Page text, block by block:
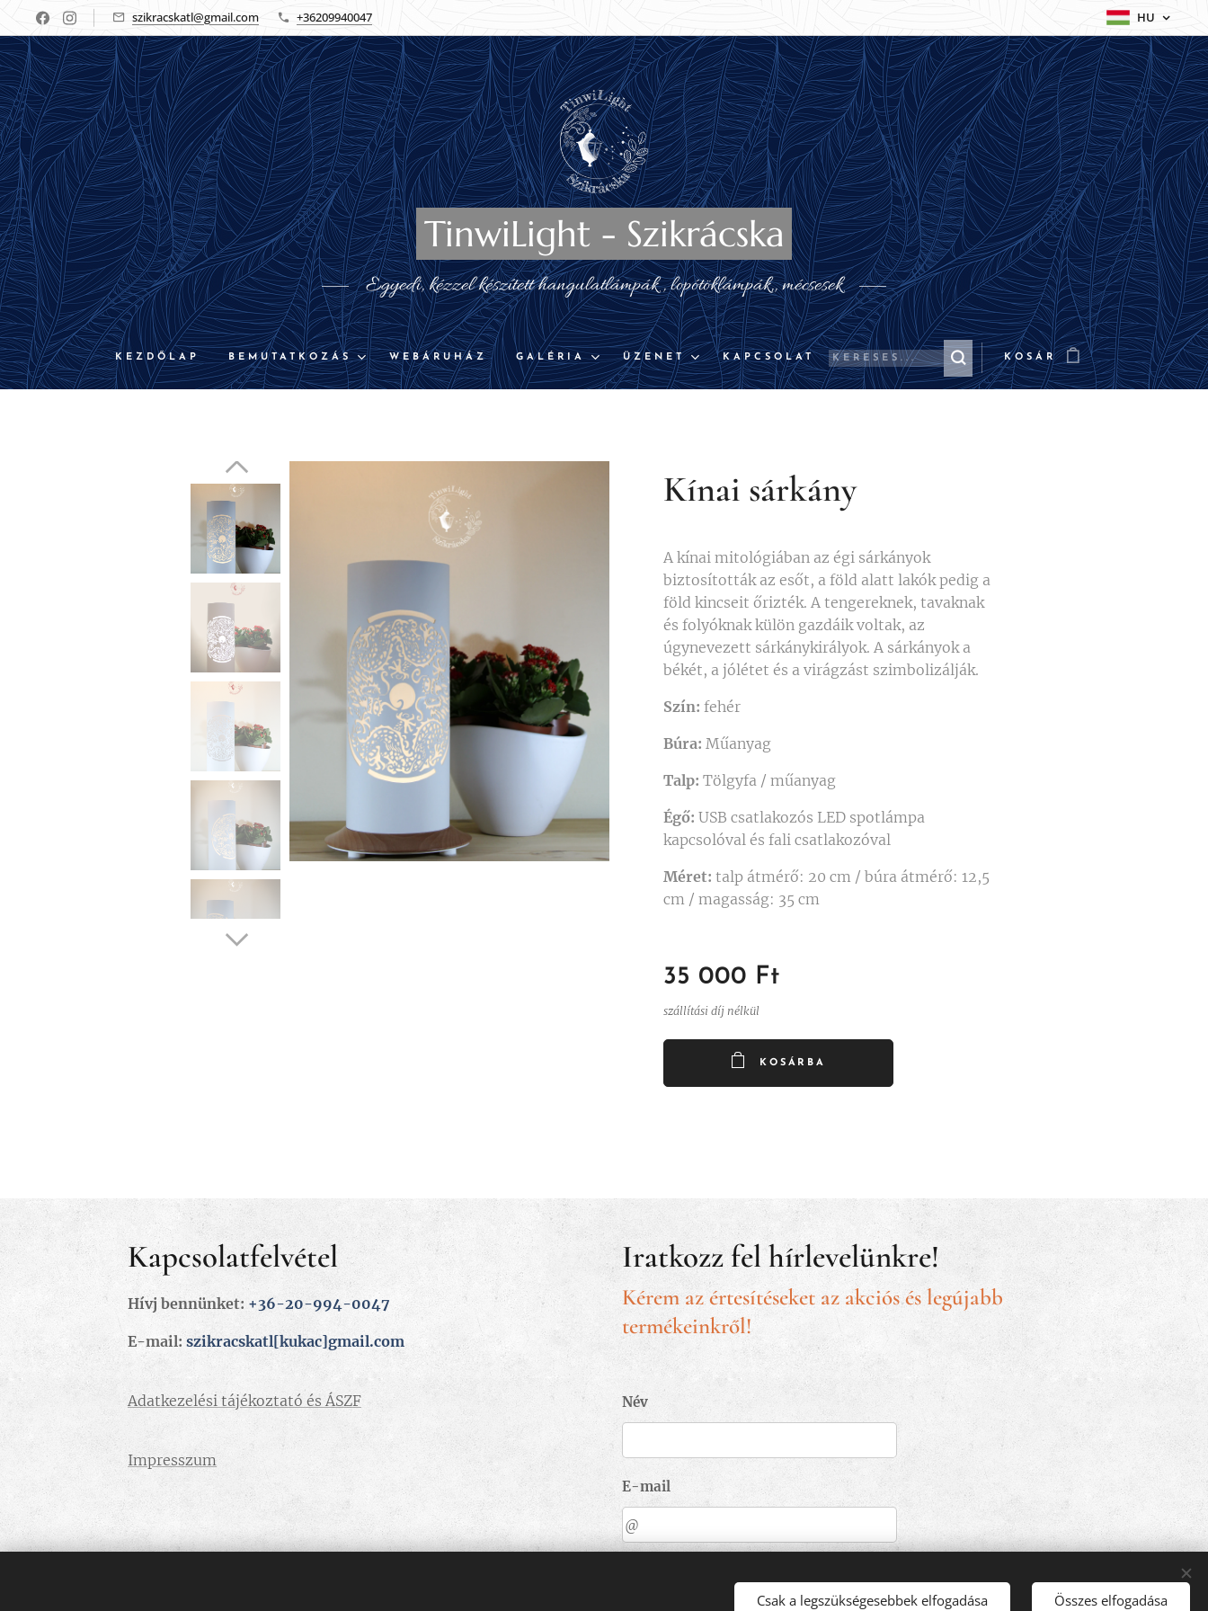
szikracskatl@gmail.com +36209940047 HU
TinwiLight - Szikrácska
Egyedi, kézzel készített hangulatlámpák , lopótöklámpák,, mécsesek
KEZDŐLAP BEMUTATKOZÁS WEBÁRUHÁZ GALÉRIA ÜZENET KAPCSOLAT KOSÁR
Kínai sárkány
A kínai mitológiában az égi sárkányok
biztosították az esőt, a föld alatt lakók pedig a
föld kincseit őrizték. A tengereknek, tavaknak
és folyóknak külön gazdáik voltak, az
úgynevezett sárkánykirályok. A sárkányok a
békét, a jólétet és a virágzást szimbolizálják.
Szín: fehér
Búra: Műanyag
Talp: Tölgyfa / műanyag
Égő: USB csatlakozós LED spotlámpa
kapcsolóval és fali csatlakozóval
Méret: talp átmérő: 20 cm / búra átmérő: 12,5
cm / magasság: 35 cm
35 000 Ft
szállítási díj nélkül
KOSÁRBA
Kapcsolatfelvétel
Hívj bennünket: +36-20-994-0047
E-mail: szikracskatl[kukac]gmail.com
Adatkezelési tájékoztató és ÁSZF
Impresszum
Iratkozz fel hírlevelünkre!
Kérem az értesítéseket az akciós és legújabb
termékeinkről!
Név
E-mail
Csak a legszükségesebbek elfogadása Összes elfogadása